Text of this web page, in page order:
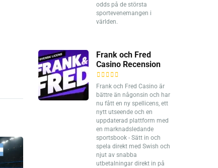
odds på de största
sportevenemangen i
världen.
Frank och Fred
Casino Recension
Frank och Fred Casino är
bättre än någonsin och har
nu fått en ny spellicens, ett
nytt utseende och en
uppdaterad plattform med
en marknadsledande
sportsbook - Sätt in och
spela direkt med Swish och
njut av snabba
utbetalningar direkt in på